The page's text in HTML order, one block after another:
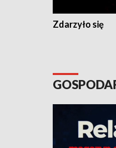
Zdarzyło się